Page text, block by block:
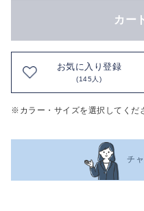
カー
お気に入り登録
(145人)
※カラー・サイズを選択してくだ
チ